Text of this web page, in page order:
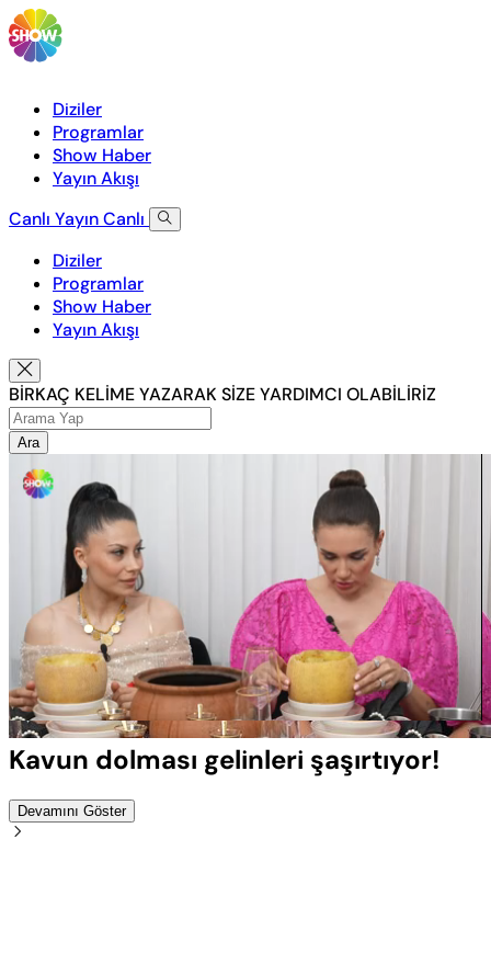
Diziler
Programlar
Show Haber
Yayın Akışı
Canlı YayınCanlı
Diziler
Programlar
Show Haber
Yayın Akışı
BİRKAÇ KELİME YAZARAK SİZE YARDIMCI OLABİLİRİZ
Ara
Sesi
Aç
Yüklendi:
100.00%
Oynatma
Hızı
Kavun dolması gelinleri şaşırtıyor!
Devamını Göster